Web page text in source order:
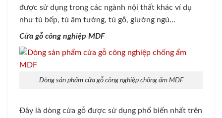
được sử dụng trong các ngành nội thất khác ví dụ
như tủ bếp, tủ âm tường, tủ gỗ, giường ngủ…
Cửa gỗ công nghiệp MDF
Dòng sản phẩm cửa gỗ công nghiệp chống ẩm MDF
Đây là dòng cửa gỗ được sử dụng phổ biến nhất trên